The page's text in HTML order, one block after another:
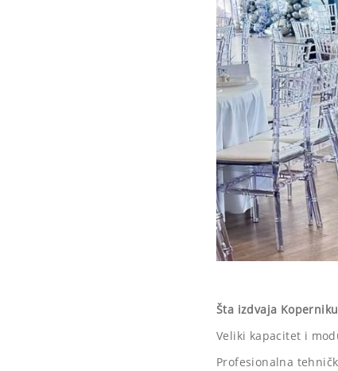
Šta izdvaja
Veliki kapacitet i
Profesionalna